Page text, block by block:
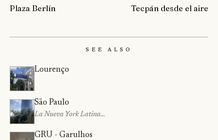
Plaza Berlín Tecpán desde el aire
See Also
Lourenço
São Paulo
La Nueva York Latina…
GRU - Garulhos